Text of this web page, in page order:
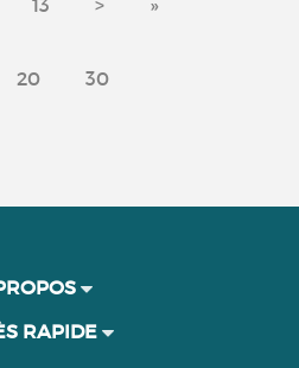
13 > »
20 30
RAPIDE